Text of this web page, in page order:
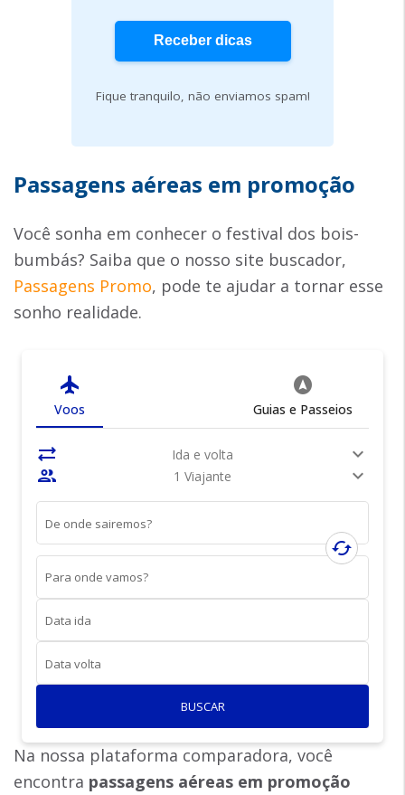
Fique tranquilo, não enviamos spam!
Passagens aéreas em promoção
Você sonha em conhecer o festival dos bois-
bumbás? Saiba que o nosso site buscador,
Passagens Promo, pode te ajudar a tornar esse
sonho realidade.
flight
Voos
assistant_navigation
Guias e Passeios
sync_alt Ida e volta
expand_more
people
1 Viajante expand_more
De onde sairemos?
cached
Para onde vamos?
Data ida
Data volta
BUSCAR
Na nossa plataforma comparadora, você
encontra passagens aéreas em promoção